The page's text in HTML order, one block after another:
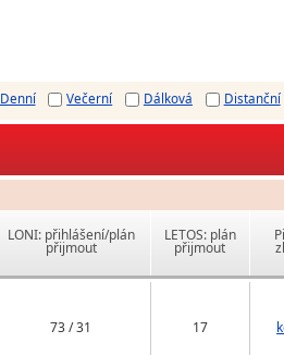
Denní Večerní Dálková Distanční
LONI: přihlášení/plán
přijmout
LETOS: plán
přijmout
73 / 31 17